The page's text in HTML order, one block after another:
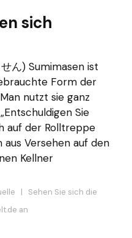
sich
ん) Sumimasen ist
Form der
nutzt sie ganz
Sie
auf der Rolltreppe
Versehen auf den
Kellner
| Sehen Sie sich die
an